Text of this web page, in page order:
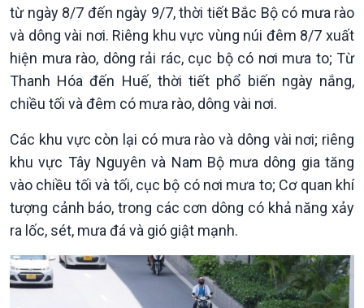
Chuyên mục
Theo dòng Thời sự
từ ngày 8/7 đến ngày 9/7, thời tiết Bắc Bộ có mưa rào
và dông vài nơi. Riêng khu vực vùng núi đêm 8/7 xuất
hiện mưa rào, dông rải rác, cục bộ có nơi mưa to; Từ
Thanh Hóa đến Huế, thời tiết phổ biến ngày nắng,
chiều tối và đêm có mưa rào, dông vài nơi.
Các khu vực còn lại có mưa rào và dông vài nơi; riêng
khu vực Tây Nguyên và Nam Bộ mưa dông gia tăng
vào chiều tối và tối, cục bộ có nơi mưa to; Cơ quan khí
tượng cảnh báo, trong các cơn dông có khả năng xảy
ra lốc, sét, mưa đá và gió giật mạnh.